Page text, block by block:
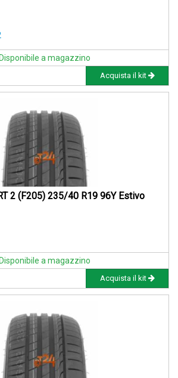
Disponibile a magazzino
Acquista il kit
2 (F205) 235/40 R19 96Y Estivo
Disponibile a magazzino
Acquista il kit